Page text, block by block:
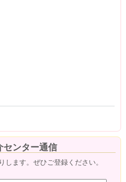
センター通信
ます。ぜひご登録ください。